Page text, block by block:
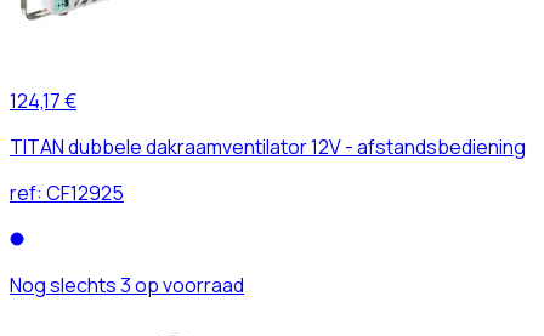
124,17 €
TITAN dubbele dakraamventilator 12V - afstandsbediening
ref: CF12925
Nog slechts 3 op voorraad